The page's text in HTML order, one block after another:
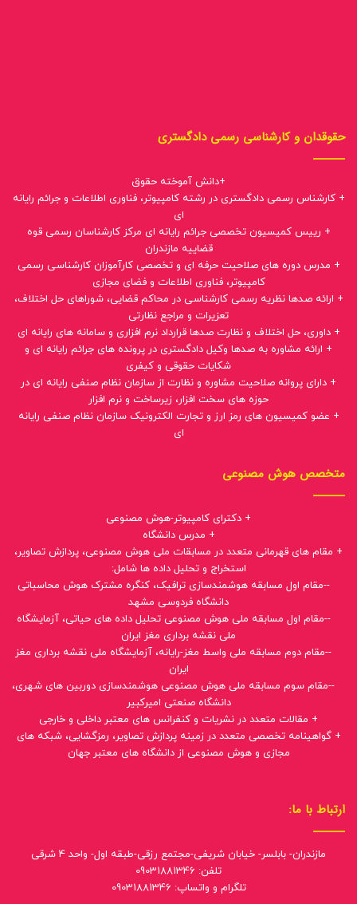
حقوقدان و کارشناسی رسمی دادگستری
+دانش آموخته حقوق
+ کارشناس رسمی دادگستری در رشته کامپیوتر، فناوری اطلاعات و جرائم رایانه
ای
+ رییس کمیسیون تخصصی جرائم رایانه ای مرکز کارشناسان رسمی قوه
قضاییه مازندران
+ مدرس دوره های صلاحیت حرفه ای و تخصصی کارآموزان کارشناسی رسمی
کامپیوتر، فناوری اطلاعات و فضای مجازی
+ ارائه صدها نظریه رسمی کارشناسی در محاکم قضایی، شوراهای حل اختلاف،
تعزیرات و مراجع نظارتی
+ داوری، حل اختلاف و نظارت صدها قرارداد نرم افزاری و سامانه های رایانه ای
+ ارائه مشاوره به صدها وکیل دادگستری در پرونده های جرائم رایانه ای و
شکایات حقوقی و کیفری
+ دارای پروانه صلاحیت مشاوره و نظارت از سازمان نظام صنفی رایانه ای در
حوزه های سخت افزار، زیرساخت و نرم افزار
+ عضو کمیسیون های رمز ارز و تجارت الکترونیک سازمان نظام صنفی رایانه
ای
متخصص هوش مصنوعی
+ دکترای کامپیوتر-هوش مصنوعی
+ مدرس دانشگاه
+ مقام های قهرمانی متعدد در مسابقات ملی هوش مصنوعی، پردازش تصاویر،
استخراج و تحلیل داده ها شامل:
--مقام اول مسابقه هوشمندسازی ترافیک، کنگره مشترک هوش محاسباتی
دانشگاه فردوسی مشهد
--مقام اول مسابقه ملی هوش مصنوعی تحلیل داده های حیاتی، آزمایشگاه
ملی نقشه برداری مغز ایران
--مقام دوم مسابقه ملی واسط مغز-رایانه، آزمایشگاه ملی نقشه برداری مغز
ایران
--مقام سوم مسابقه ملی هوش مصنوعی هوشمندسازی دوربین های شهری،
دانشگاه صنعتی امیرکبیر
+ مقالات متعدد در نشریات و کنفرانس های معتبر داخلی و خارجی
+ گواهینامه تخصصی متعدد در زمینه پردازش تصاویر، رمزگشایی، شبکه های
مجازی و هوش مصنوعی از دانشگاه های معتبر جهان
ارتباط با ما:
مازندران- بابلسر- خیابان شریفی-مجتمع رزقی-طبقه اول- واحد 4 شرقی
تلفن: 09031881346
تلگرام و واتساپ: 09031881346